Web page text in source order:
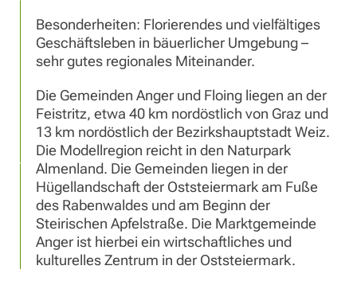
Besonderheiten: Florierendes und vielfältiges
Geschäftsleben in bäuerlicher Umgebung –
sehr gutes regionales Miteinander.
Die Gemeinden Anger und Floing liegen an der
Feistritz, etwa 40 km nordöstlich von Graz und
13 km nordöstlich der Bezirkshauptstadt Weiz.
Die Modellregion reicht in den Naturpark
Almenland. Die Gemeinden liegen in der
Hügellandschaft der Oststeiermark am Fuße
des Rabenwaldes und am Beginn der
Steirischen Apfelstraße. Die Marktgemeinde
Anger ist hierbei ein wirtschaftliches und
kulturelles Zentrum in der Oststeiermark.